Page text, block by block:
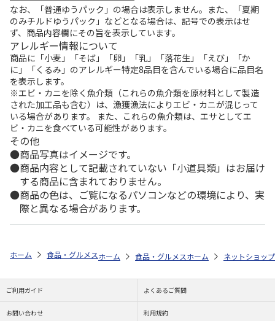
なお、「普通ゆうパック」の場合は表示しません。また、「夏期
のみチルドゆうパック」などとなる場合は、記号での表示はせ
ず、商品内容欄にその旨を表示しています。
アレルギー情報について
商品に「小麦」「そば」「卵」「乳」「落花生」「えび」「か
に」「くるみ」のアレルギー特定8品目を含んでいる場合に品目名
を表示します。
※エビ・カニを除く魚介類（これらの魚介類を原材料として製造
された加工品も含む）は、漁獲漁法によりエビ・カニが混じって
いる場合があります。 また、これらの魚介類は、エサとしてエ
ビ・カニを食べている可能性があります。
その他
商品写真はイメージです。
商品内容として記載されていない「小道具類」はお届け
する商品に含まれておりません。
商品の色は、ご覧になるパソコンなどの環境により、実
際と異なる場合があります。
ホーム 食品・グルメストア 郵便局のカタログ 全国カレー祭り 第5
ホーム 食品・グルメストア 都道府県から探す
ホーム ネットショップ
ご利用ガイド よくあるご質問
お問い合わせ 利用規約